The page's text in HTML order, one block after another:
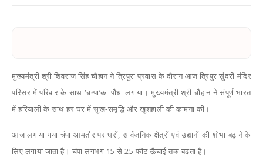
मुख्यमंत्री श्री शिवराज सिंह चौहान ने त्रिपुरा प्रवास के दौरान आज त्रिपुर सुंदरी मंदिर
परिसर में परिवार के साथ ‘चम्पा’का पौधा लगाया। मुख्यमंत्री श्री चौहान ने संपूर्ण भारत
में हरियाली के साथ हर घर में सुख-समृद्धि और खुशहाली की कामना की।
आज लगाया गया चंपा आमतौर पर घरों, सार्वजनिक क्षेत्रों एवं उद्यानों की शोभा बढ़ाने के
लिए लगाया जाता है। चंपा लगभग 15 से 25 फीट ऊँचाई तक बढ़ता है।